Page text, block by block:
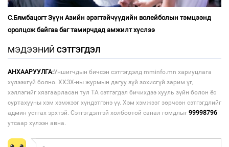
С.Бямбацогт Зүүн Азийн эрэгтэйчүүдийн волейболын тэмцээнд
оролцож байгаа баг тамирчдад амжилт хүслээ
МЭДЭЭНИЙ СЭТГЭГДЭЛ
АНХААРУУЛГА:Уншигчдын бичсэн сэтгэгдэлд mminfo.mn хариуцлага
хүлээхгүй болно. ХХЗХ-ны журмын дагуу зүй зохисгүй зарим үг,
хэллэгийг хязгаарласан тул ТА сэтгэгдэл бичихдээ хууль зүйн болон ёс
суртахууны хэм хэмжээг хүндэтгэнэ үү. Хэм хэмжээг зөрчсөн сэтгэгдлийг
админ устгах эрхтэй. Сэтгэгдэлтэй холбоотой санал гомдлыг 99998796
утсаар хүлээн авна.